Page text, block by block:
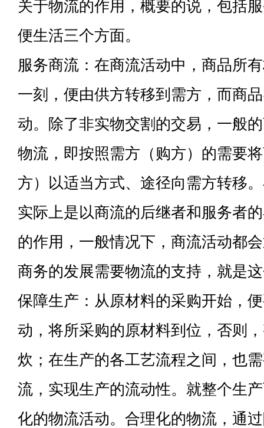
关于物流的作用，概要的说，包括
便生活三个方面。
服务商流：在商流活动中，商品所
一刻，便由供方转移到需方，而商
动。除了非实物交割的交易，一般
物流，即按照需方（购方）的需要
方）以适当方式、途径向需方转移
实际上是以商流的后继者和服务者
的作用，一般情况下，商流活动都
商务的发展需要物流的支持，就是
保障生产：从原材料的采购开始，
动，将所采购的原材料到位，否则
炊；在生产的各工艺流程之间，也
流，实现生产的流动性。就整个生
化的物流活动。合理化的物流，通